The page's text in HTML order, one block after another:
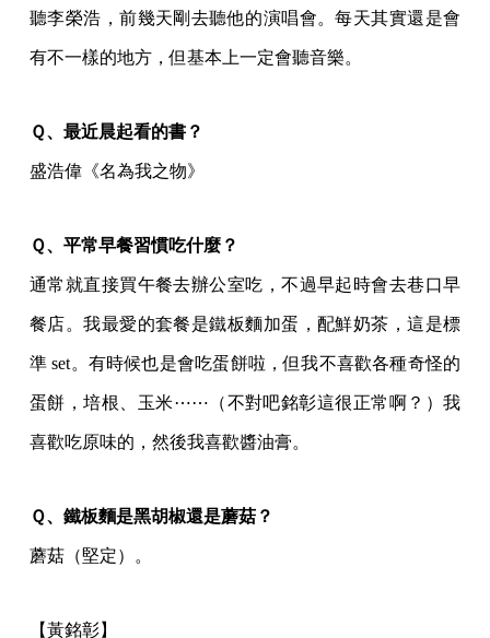
聽李榮浩，前幾天剛去聽他的演唱會。每天其實還是會
有不一樣的地方，但基本上一定會聽音樂。
Ｑ、最近晨起看的書？
盛浩偉《名為我之物》
Ｑ、平常早餐習慣吃什麼？
通常就直接買午餐去辦公室吃，不過早起時會去巷口早
餐店。我最愛的套餐是鐵板麵加蛋，配鮮奶茶，這是標
準 set。有時候也是會吃蛋餅啦，但我不喜歡各種奇怪的
蛋餅，培根、玉米⋯⋯（不對吧銘彰這很正常啊？）我
喜歡吃原味的，然後我喜歡醬油膏。
Ｑ、鐵板麵是黑胡椒還是蘑菇？
蘑菇（堅定）。
【黃銘彰】